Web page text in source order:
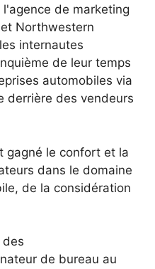
de marketing
Northwestern
internautes
de leur temps
automobiles via
derrière des vendeurs
gagné le confort et la
dans le domaine
de la considération
des
de bureau au